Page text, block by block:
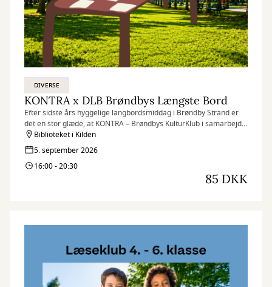
DIVERSE
KONTRA x DLB Brøndbys Længste Bord
Efter sidste års hyggelige langbordsmiddag i Brøndby Strand er
det en stor glæde, at KONTRA – Brøndbys KulturKlub i samarbejde
med Kulturhuset Kilden, Det Længste Bord (DLB), lokale aktører
og spændende nye samarbejdspartnere dækker op til
langbordsmiddag i Brøndbyøster.
Biblioteket i Kilden
5. september 2026
16:00 - 20:30
85 DKK